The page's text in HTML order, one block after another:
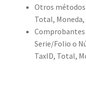
Otros métodos
Total,
Comprobantes
Serie/Folio o
TaxID, Total,